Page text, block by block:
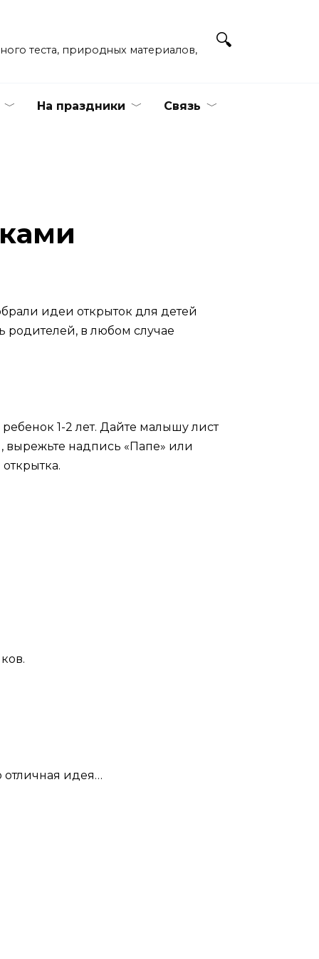
теста, природных материалов,
На праздники Связь
идеи открыток для детей
родителей, в любом случае
1-2 лет. Дайте малышу лист
вырежьте надпись «Папе» или
отличная идея…